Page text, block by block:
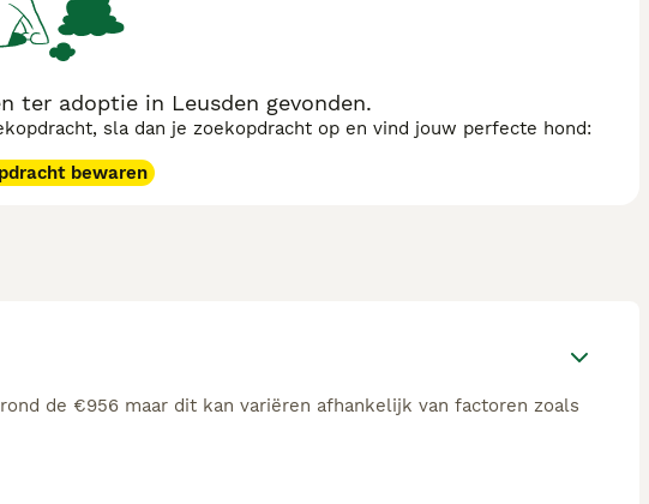
ter adoptie in Leusden gevonden.
sla dan je zoekopdracht op en vind jouw perfecte hond:
bewaren
de €956 maar dit kan variëren afhankelijk van factoren zoals